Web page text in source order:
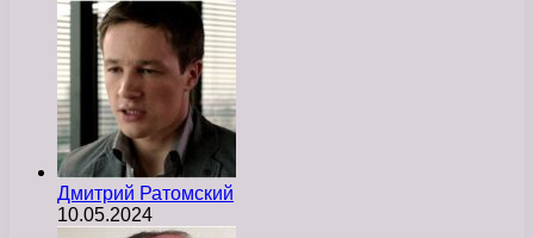
Дмитрий Ратомский
10.05.2024